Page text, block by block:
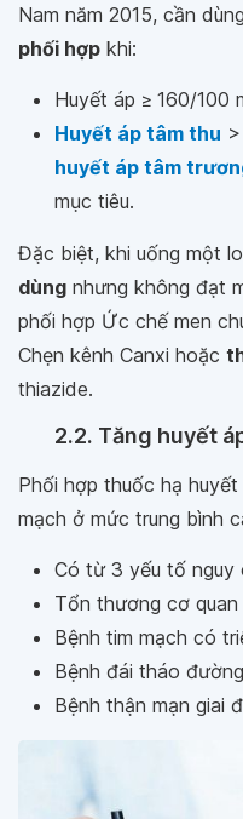
Nam năm 2015, cần dùng
phối hợp khi:
Huyết áp ≥ 160/100
Huyết áp tâm thu
huyết áp tâm
mục tiêu.
Đặc biệt, khi uống một
dùng nhưng không đạt
phối hợp Ức chế men
Chẹn kênh Canxi hoặc
thiazide.
2.2. Tăng huyết
Phối hợp thuốc hạ
mạch ở mức trung bình
Có từ 3 yếu tố nguy
Tổn thương cơ quan
Bệnh tim mạch có
Bệnh đái tháo
Bệnh thận mạn giai